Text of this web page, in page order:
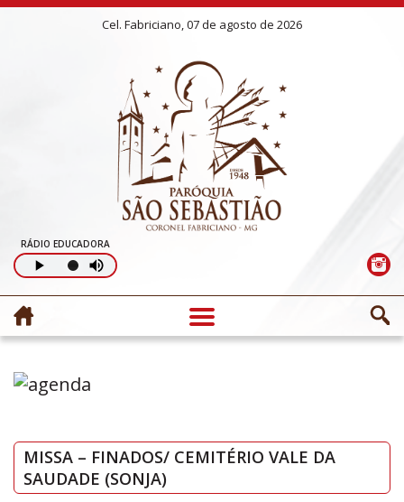
Cel. Fabriciano, 07 de agosto de 2026
RÁDIO EDUCADORA
MISSA – FINADOS/ CEMITÉRIO VALE DA
SAUDADE (SONJA)